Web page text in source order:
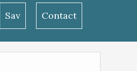
Sav Contact